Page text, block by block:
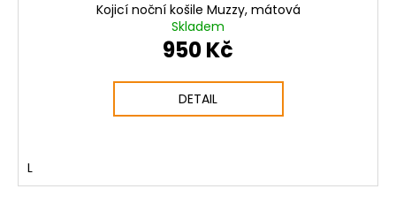
Kojicí noční košile Muzzy, mátová
Skladem
950 Kč
DETAIL
L